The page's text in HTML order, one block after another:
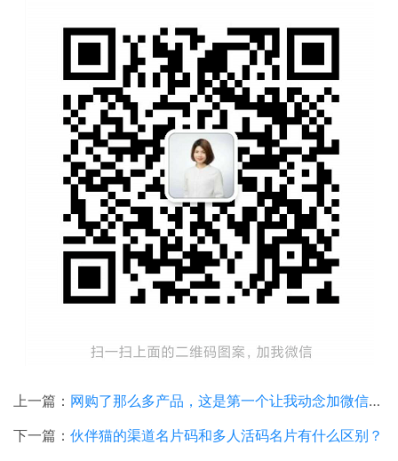
上一篇： 网购了那么多产品，这是第一个让我动念加微信的包裹卡引流方案
下一篇： 伙伴猫的渠道名片码和多人活码名片有什么区别？